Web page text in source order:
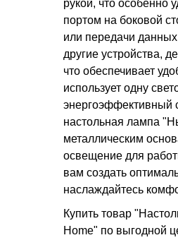
рукой, что особенно
портом на боковой
или передачи
другие устройства,
что обеспечивает
использует одну
энергоэффективный
настольная лампа
металлическим
освещение для
вам создать
наслаждайтесь
Купить товар
Home" по выгодной